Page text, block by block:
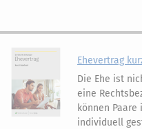
Ehevertrag
Die Ehe ist
eine
können
individuell